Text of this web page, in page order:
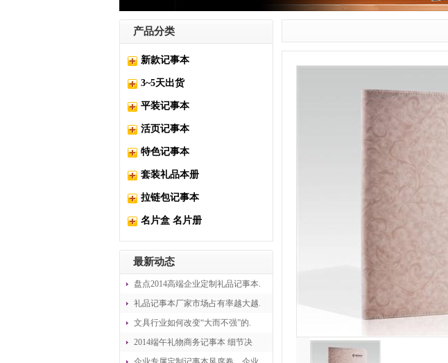
产品分类
新款记事本
3~5天出货
平装记事本
活页记事本
特色记事本
套装礼品本册
拉链包记事本
名片盒 名片册
最新动态
盘点2014高端企业定制礼品记事本.
礼品记事本厂家市场占有率越大越.
文具行业如何改变“大而不强”的.
2014端午礼物商务记事本 细节决